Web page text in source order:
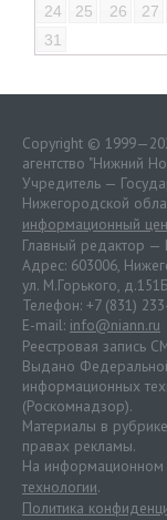
24
25 26 27
31
Copyright ©
агентство "Нижний
Учредитель —
Нижегородской
информационный
Главный редактор —
Адрес: 603006,
ул. М.Горького,
Телефон: +7 (831)
E-mail: info@niann.ru
Реестровая запись
Выдано
информационных
(Роскомнадзор).
Материалы в
правах рекламы.
На информационном
технологии.
Политика